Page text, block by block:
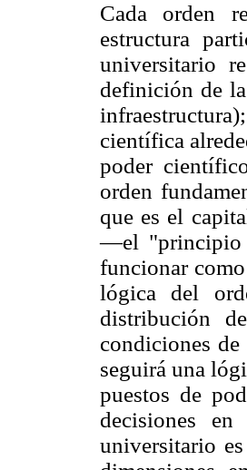
Cada orden
estructura
universitario
definición de
científica
poder
orden
que es el
—el "principio
funcionar
lógica del
distribución
condiciones
seguirá una
puestos de
decisiones
universitario